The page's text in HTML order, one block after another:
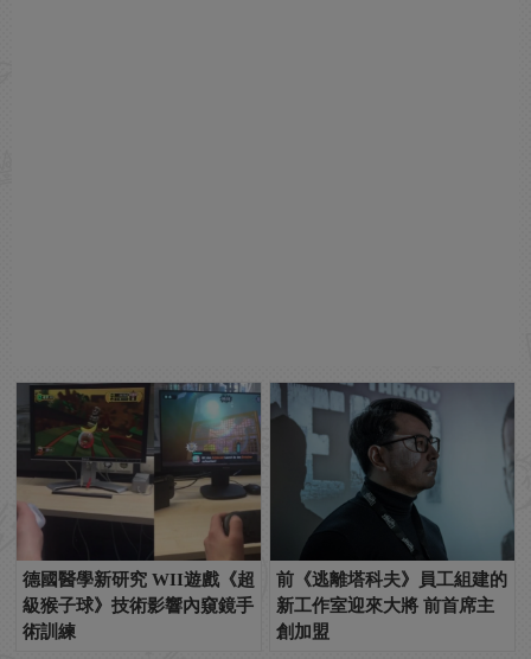
德國醫學新研究 WII遊戲《超
級猴子球》技術影響內窺鏡手
術訓練
前《逃離塔科夫》員工組建的
新工作室迎來大將 前首席主
創加盟